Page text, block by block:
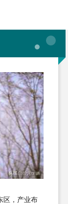
区，产业布